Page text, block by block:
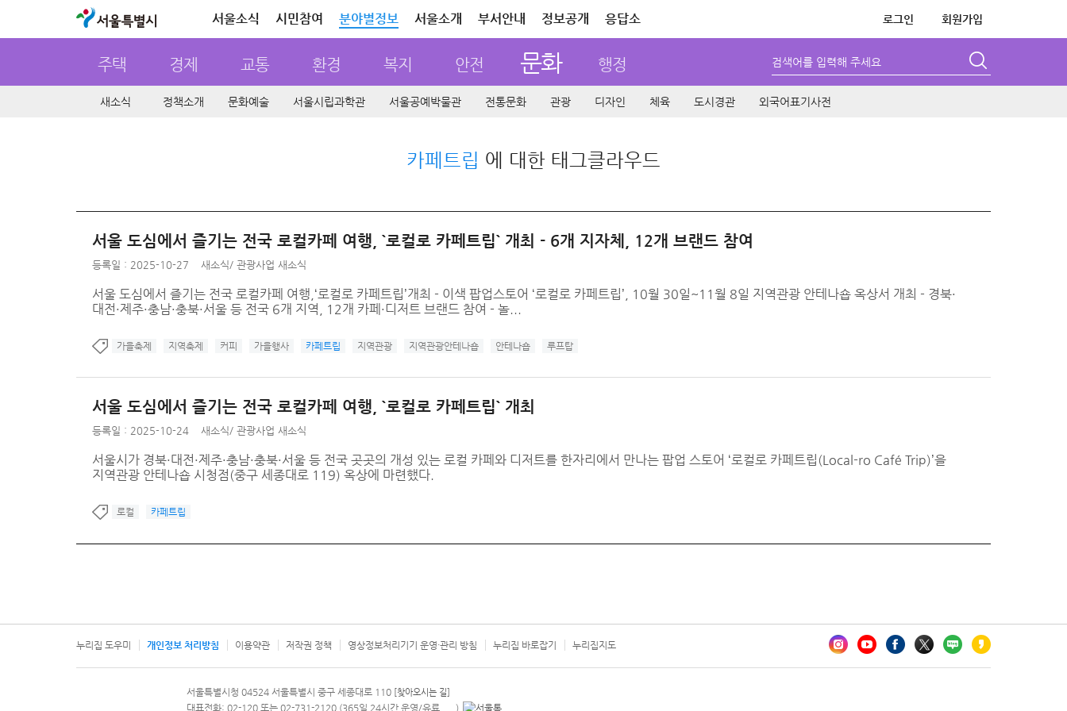
서울특별시 서울소식 시민참여 분야별정보 서울소개 부서안내 정보공개 응답소 로그인 회원가입
주택 경제 교통 환경 복지 안전 문화 행정 검색어를 입력해 주세요
새소식 정책소개 문화예술 서울시립과학관 서울공예박물관 전통문화 관광 디자인 체육 도시경관 외국어표기사전
카페트립 에 대한 태그클라우드
서울 도심에서 즐기는 전국 로컬카페 여행, `로컬로 카페트립` 개최 - 6개 지자체, 12개 브랜드 참여
등록일 : 2025-10-27 새소식/ 관광사업 새소식
서울 도심에서 즐기는 전국 로컬카페 여행,‘로컬로 카페트립’개최 - 이색 팝업스토어 ‘로컬로 카페트립’, 10월 30일~11월 8일 지역관광 안테나숍 옥상서 개최 - 경북·
대전·제주·충남·충북·서울 등 전국 6개 지역, 12개 카페·디저트 브랜드 참여 - 놀...
가을축제 지역축제 커피 가을행사 카페트립 지역관광 지역관광안테나숍 안테나숍 루프탑
서울 도심에서 즐기는 전국 로컬카페 여행, `로컬로 카페트립` 개최
등록일 : 2025-10-24 새소식/ 관광사업 새소식
서울시가 경북·대전·제주·충남·충북·서울 등 전국 곳곳의 개성 있는 로컬 카페와 디저트를 한자리에서 만나는 팝업 스토어 ‘로컬로 카페트립(Local-ro Café Trip)’을
지역관광 안테나숍 시청점(중구 세종대로 119) 옥상에 마련했다.
로컬 카페트립
누리집 도우미 개인정보 처리방침 이용약관 저작권 정책 영상정보처리기기 운영·관리 방침 누리집 바로잡기 누리집지도
문의 전화번호 120, 120 다산콜재단
서울특별시청 04524 서울특별시 중구 세종대로 110 [찾아오시는 길]
대표전화: 02-120 또는 02-731-2120 (365일 24시간 운영/유료 )